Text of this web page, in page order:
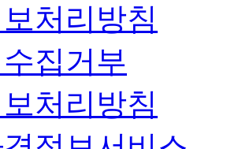
처리방침
집거부
처리방침